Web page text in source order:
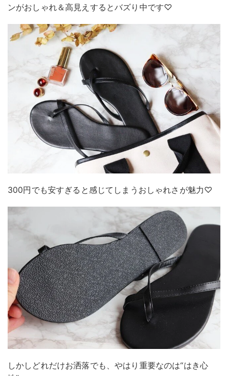
ンがおしゃれ＆高見えするとバズり中です♡
300円でも安すぎると感じてしまうおしゃれさが魅力♡
しかしどれだけお洒落でも、やはり重要なのは“はき心